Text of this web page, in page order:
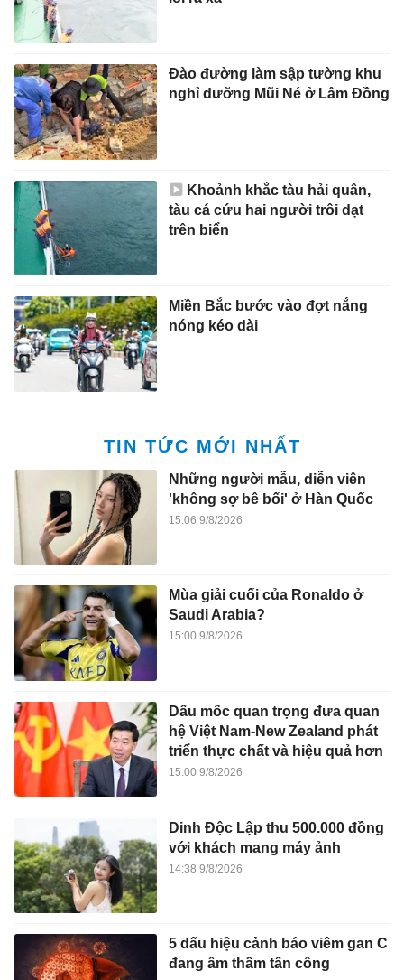
Đào đường làm sập tường khu
nghỉ dưỡng Mũi Né ở Lâm Đồng
Khoảnh khắc tàu hải quân,
tàu cá cứu hai người trôi dạt
trên biển
Miền Bắc bước vào đợt nắng
nóng kéo dài
TIN TỨC MỚI NHẤT
Những người mẫu, diễn viên
'không sợ bê bối' ở Hàn Quốc
15:06 9/8/2026
Mùa giải cuối của Ronaldo ở
Saudi Arabia?
15:00 9/8/2026
Dấu mốc quan trọng đưa quan
hệ Việt Nam-New Zealand phát
triển thực chất và hiệu quả hơn
15:00 9/8/2026
Dinh Độc Lập thu 500.000 đồng
với khách mang máy ảnh
14:38 9/8/2026
5 dấu hiệu cảnh báo viêm gan C
đang âm thầm tấn công